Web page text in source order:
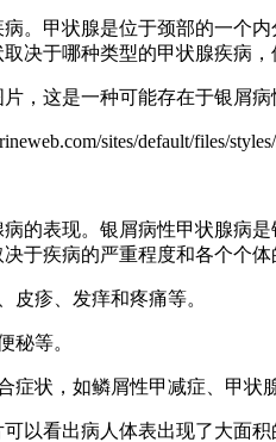
。甲状腺是位于颈部的一个
决于哪种类型的甲状腺疾病
，这是一种可能存在于银屑病
sites/default/files/
的表现。银屑病性甲状腺病
于疾病的严重程度和各个个
皮疹、发痒和疼痛等。
秘等。
症状，如鳞屑性甲减症、甲状
以看出病人体表出现了大面